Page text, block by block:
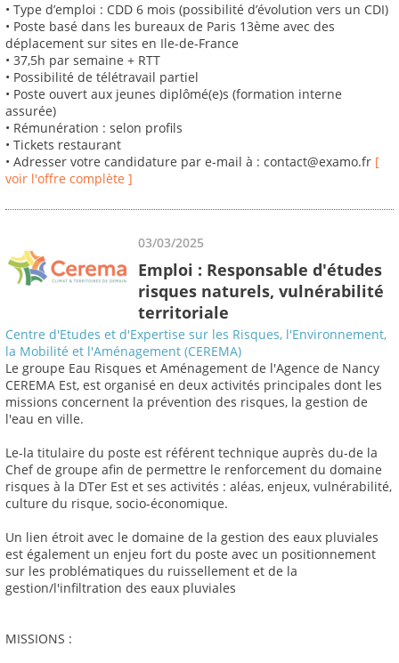
• Type d’emploi : CDD 6 mois (possibilité d’évolution vers un CDI)
• Poste basé dans les bureaux de Paris 13ème avec des
déplacement sur sites en Ile-de-France
• 37,5h par semaine + RTT
• Possibilité de télétravail partiel
• Poste ouvert aux jeunes diplômé(e)s (formation interne
assurée)
• Rémunération : selon profils
• Tickets restaurant
• Adresser votre candidature par e-mail à : contact@examo.fr [
voir l'offre complète ]
03/03/2025
Emploi : Responsable d'études
risques naturels, vulnérabilité
territoriale
Centre d'Etudes et d'Expertise sur les Risques, l'Environnement,
la Mobilité et l'Aménagement (CEREMA)
Le groupe Eau Risques et Aménagement de l'Agence de Nancy
CEREMA Est, est organisé en deux activités principales dont les
missions concernent la prévention des risques, la gestion de
l'eau en ville.
Le-la titulaire du poste est référent technique auprès du-de la
Chef de groupe afin de permettre le renforcement du domaine
risques à la DTer Est et ses activités : aléas, enjeux, vulnérabilité,
culture du risque, socio-économique.
Un lien étroit avec le domaine de la gestion des eaux pluviales
est également un enjeu fort du poste avec un positionnement
sur les problématiques du ruissellement et de la
gestion/l'infiltration des eaux pluviales
MISSIONS :